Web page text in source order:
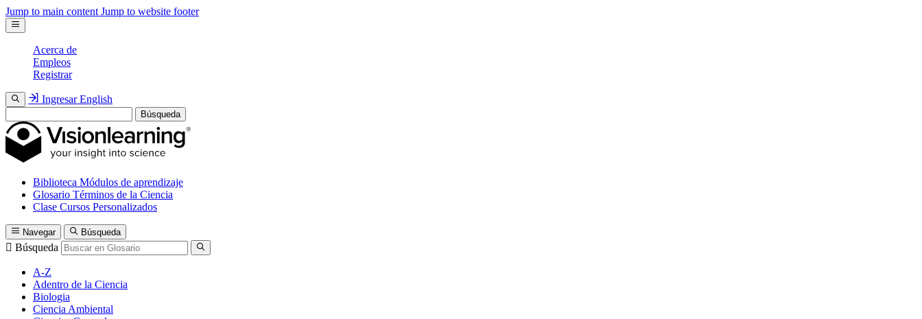
Jump to main content Jump to website footer
Acerca de
Empleos
Registrar
Ingresar English
Búsqueda
Biblioteca Módulos de aprendizaje
Glosario Términos de la Ciencia
Clase Cursos Personalizados
Navegar Búsqueda
Búsqueda
A-Z
Adentro de la Ciencia
Biologia
Ciencia Ambiental